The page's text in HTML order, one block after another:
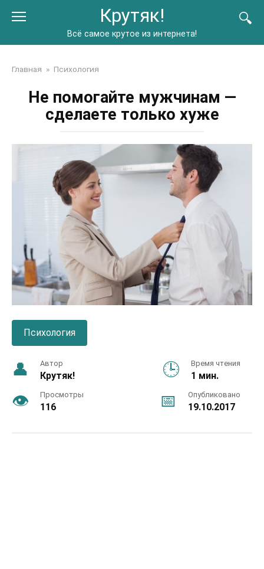
Крутяк!
Всё самое крутое из интернета!
Главная » Психология
Не помогайте мужчинам —
сделаете только хуже
Психология
Автор
Крутяк!
Время чтения
1 мин.
Просмотры
116
Опубликовано
19.10.2017